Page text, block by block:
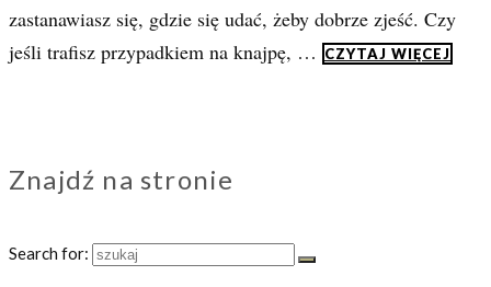
zastanawiasz się, gdzie się udać, żeby dobrze zjeść. Czy
jeśli trafisz przypadkiem na knajpę, …
CZYTAJ WIĘCEJ
Znajdź na stronie
Search for: